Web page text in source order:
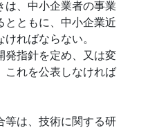
、中小企業者の事業
とともに、中小企業近
ればならない。
発指針を定め、又は変
これを公表しなければ
等は、技術に関する研